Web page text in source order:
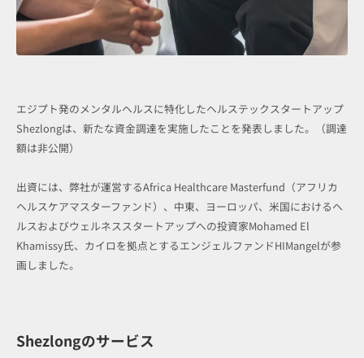
エジプト発のメンタルヘルスに特化したヘルステックスタートアップ
Shezlongは、新たな資金調達を実施したことを発表しました。（調達
額は非公開）
出資には、弊社が運営するAfrica Healthcare Masterfund（アフリカ
ヘルスケアマスターファンド）、中東、ヨーロッパ、米国におけるヘ
ルスおよびウェルネススタートアップへの投資家Mohamed El
Khamissy氏、カイロを拠点とするエンジェルファンドHIMangelが参
画しました。
Shezlongのサービス